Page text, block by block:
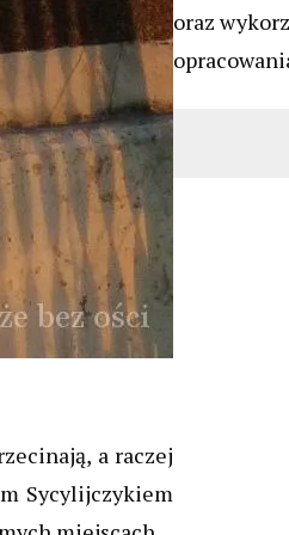
a raczej
Sycylijczykiem
oraz